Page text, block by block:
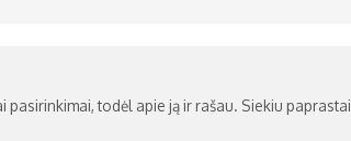
todėl apie ją ir rašau. Siekiu paprastai